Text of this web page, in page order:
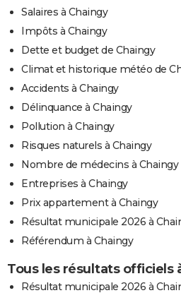
Salaires à Chaingy
Impôts à Chaingy
Dette et budget de Chaingy
Climat et historique météo de
Accidents à Chaingy
Délinquance à Chaingy
Pollution à Chaingy
Risques naturels à Chaingy
Nombre de médecins à Chaingy
Entreprises à Chaingy
Prix appartement à Chaingy
Résultat municipale 2026 à
Référendum à Chaingy
Tous les résultats officiels
Résultat municipale 2026 à